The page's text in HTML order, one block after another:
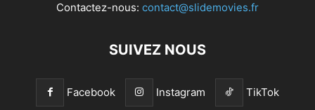
Contactez-nous: contact@slidemovies.fr
SUIVEZ NOUS
Facebook Instagram TikTok